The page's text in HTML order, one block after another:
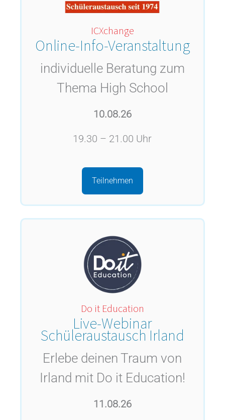
ICXchange
Online-Info-Veranstaltung
individuelle Beratung zum
Thema High School
10.08.26
19.30 – 21.00 Uhr
Teilnehmen
Do it Education
Live-Webinar
Schüleraustausch Irland
Erlebe deinen Traum von
Irland mit Do it Education!
11.08.26